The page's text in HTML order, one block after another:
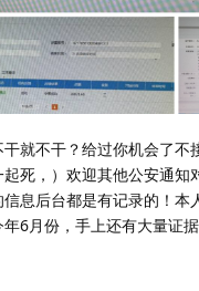
就不干？给过你机会了不
死，）欢迎其他公安通知
息后台都是有记录的！本
6月份，手上还有大量证据